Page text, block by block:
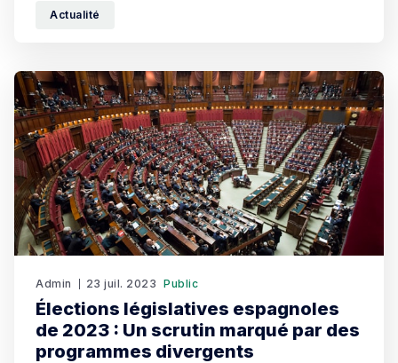
péages sur la plupart des autoroutes du pays. Une
Actualité
Admin 23 juil. 2023 Public
Élections législatives espagnoles
de 2023 : Un scrutin marqué par des
programmes divergents